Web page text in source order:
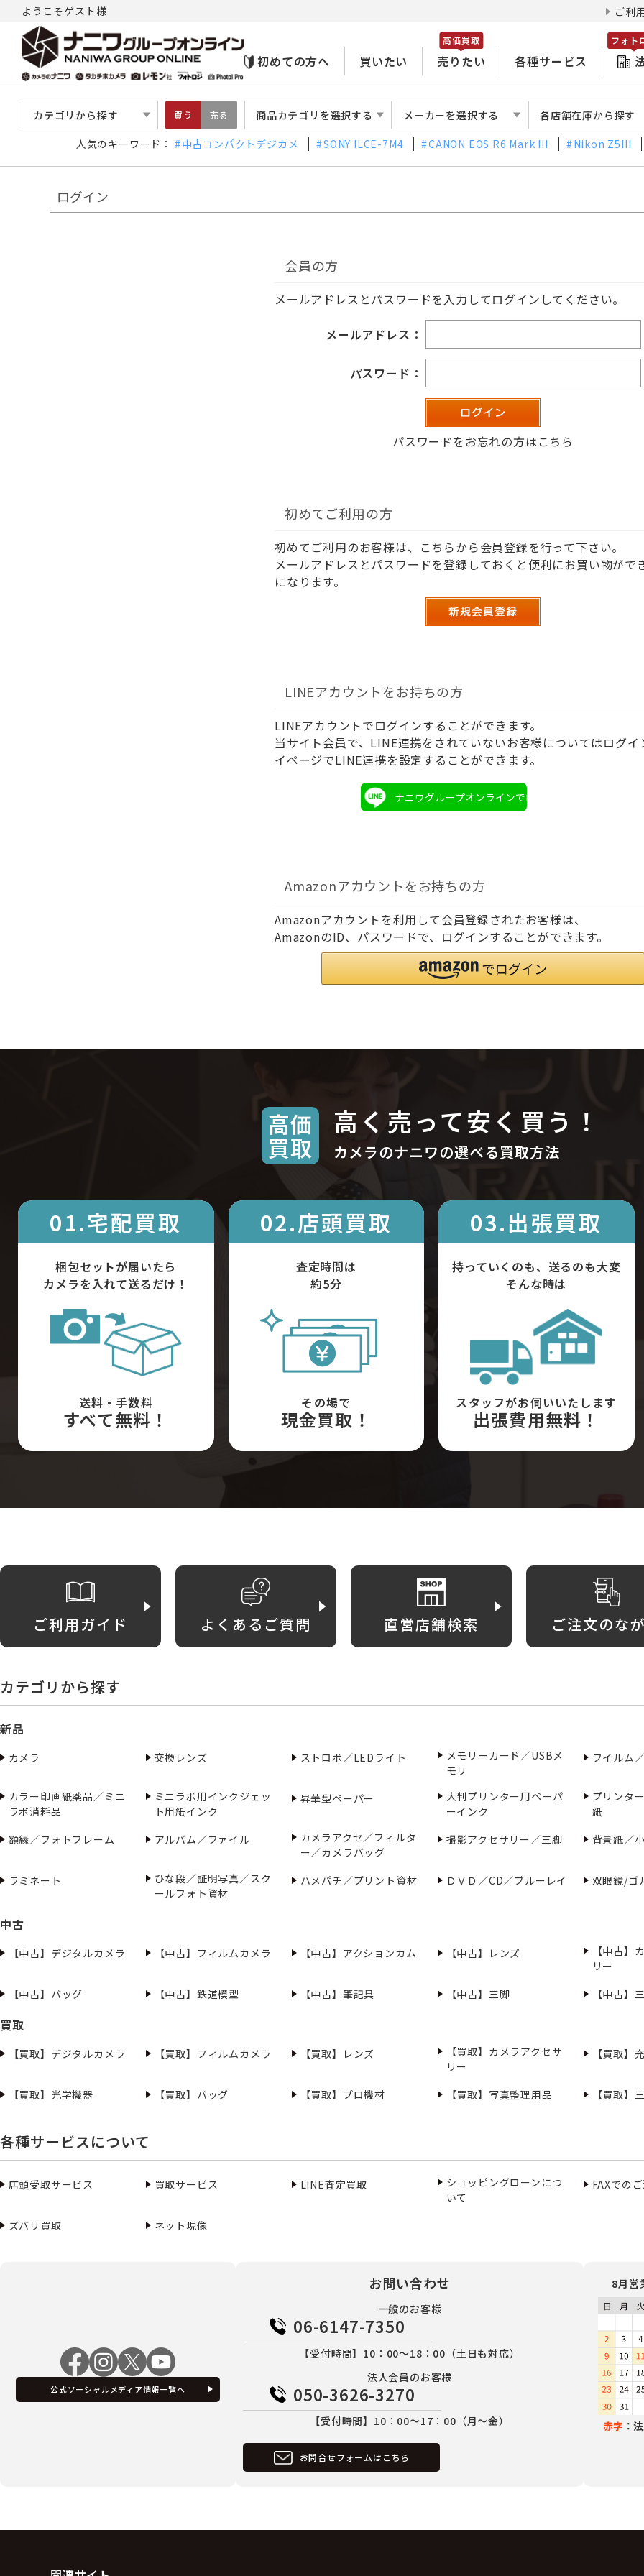
ようこそゲスト様 ご利
初めての方へ 買いたい 売りたい
高価買取
各種サービス
フォト
カテゴリから探す 買う 売る 商品カテゴリを選択する メーカーを選択する 各店舗在庫から探す
人気のキーワード： 中古コンパクトデジカメ SONY ILCE-7M4 CANON EOS R6 Mark III Nikon Z5III
ログイン
会員の方
メールアドレスとパスワードを入力してログインしてください。
メールアドレス：
パスワード：
パスワードをお忘れの方はこちら
初めてご利用の方
初めてご利用のお客様は、こちらから会員登録を行って下さい。
メールアドレスとパスワードを登録しておくと便利にお買い物がで
になります。
LINEアカウントをお持ちの方
LINEアカウントでログインすることができます。
当サイト会員で、LINE連携をされていないお客様についてはログイ
イページでLINE連携を設定することができます。
ナニワグループオンラインでログイン
Amazonアカウントをお持ちの方
Amazonアカウントを利用して会員登録されたお客様は、
AmazonのID、パスワードで、ログインすることができます。
高価
買取
高く売って安く買う！
カメラのナニワの選べる買取方法
01.宅配買取
梱包セットが届いたら
カメラを入れて送るだけ！
送料・手数料
すべて無料！
02.店頭買取
査定時間は
約5分
その場で
現金買取！
03.出張買取
持っていくのも、送るのも大変
そんな時は
スタッフがお伺いいたします
出張費用無料！
ご利用ガイド よくあるご質問 直営店舗検索 ご注文のな
カテゴリから探す
新品
カメラ 交換レンズ ストロボ／LEDライト
メモリーカード／USBメ
モリ
フイルム
カラー印画紙薬品／ミニ
ラボ消耗品
ミニラボ用インクジェッ
ト用紙インク
昇華型ペーパー
大判プリンター用ペーパ
ーインク
プリンタ
紙
額縁／フォトフレーム
アルバム／ファイル
カメラアクセ／フィルタ
ー／カメラバッグ
撮影アクセサリー／三脚 背景紙／
ラミネート
ひな段／証明写真／スク
ールフォト資材
ハメパチ／プリント資材 ＤＶＤ／CD／ブルーレイ 双眼鏡/ゴ
中古
【中古】デジタルカメラ 【中古】フィルムカメラ 【中古】アクションカム 【中古】レンズ
【中古】
リー
【中古】バッグ
【中古】鉄道模型 【中古】筆記具 【中古】三脚 【中古】
買取
【買取】デジタルカメラ 【買取】フィルムカメラ 【買取】レンズ
【買取】カメラアクセサ
リー
【買取】
【買取】光学機器 【買取】バッグ 【買取】プロ機材 【買取】写真整理用品 【買取】
各種サービスについて
店頭受取サービス 買取サービス LINE査定買取
ショッピングローンにつ
いて
FAXでの
ズバリ買取 ネット現像
公式ソーシャルメディア情報一覧へ
お問い合わせ
一般のお客様
06-6147-7350
【受付時間】10：00～18：00（土日も対応）
法人会員のお客様
050-3626-3270
【受付時間】10：00～17：00（月～金）
お問合せフォームはこちら
8月営
赤字 ：